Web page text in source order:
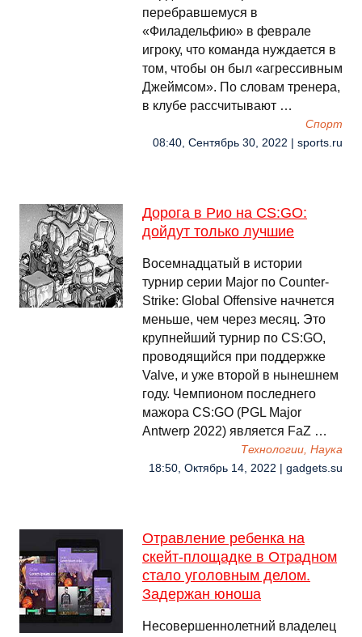
перебравшемуся в
«Филадельфию» в феврале
игроку, что команда нуждается в
том, чтобы он был «агрессивным
Джеймсом». По словам тренера,
в клубе рассчитывают …
Спорт
08:40, Сентябрь 30, 2022 | sports.ru
Дорога в Рио на CS:GO:
дойдут только лучшие
Восемнадцатый в истории
турнир серии Major по Counter-
Strike: Global Offensive начнется
меньше, чем через месяц. Это
крупнейший турнир по CS:GO,
проводящийся при поддержке
Valve, и уже второй в нынешнем
году. Чемпионом последнего
мажора CS:GO (PGL Major
Antwerp 2022) является FaZ …
Технологии, Наука
18:50, Октябрь 14, 2022 | gadgets.su
Отравление ребенка на
скейт-площадке в Отрадном
стало уголовным делом.
Задержан юноша
Несовершеннолетний владелец